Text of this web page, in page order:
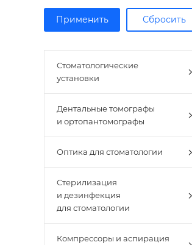
Стоматологические
установки
Дентальные томографы
и ортопантомографы
Оптика для стоматологии
Стерилизация
и дезинфекция
для стоматологии
Компрессоры и аспирация